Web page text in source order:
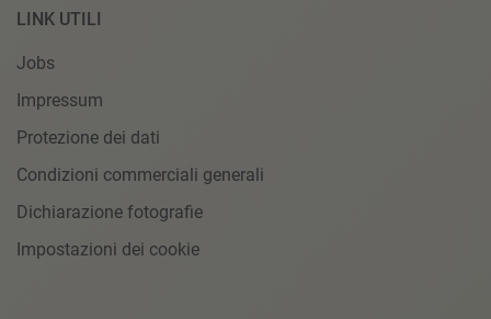
LINK UTILI
Jobs
Impressum
Protezione dei dati
Condizioni commerciali generali
Dichiarazione fotografie
Impostazioni dei cookie